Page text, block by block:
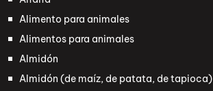
Alimento para animales
Alimentos para animales
Almidón
Almidón (de maíz, de patata, de tapioca)